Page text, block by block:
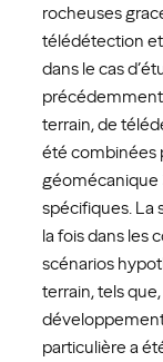
rocheuses
télédétection et
dans le cas
précédemment
terrain, de
été combinées
géomécanique
spécifiques. La
la fois dans les
scénarios
terrain, tels
particulière a